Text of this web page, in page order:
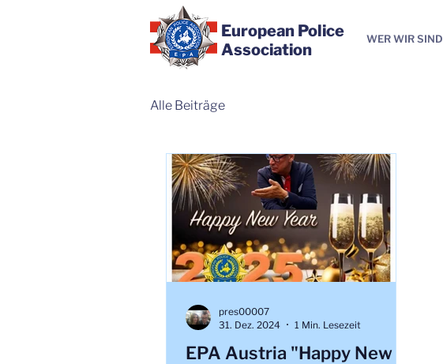
European Police
Association
WER WIR SIND
Alle Beiträge
EPA Austria "Happy New
pres00007
31. Dez. 2024
1 Min. Lesezeit